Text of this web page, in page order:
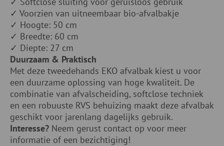
✓ Voorzien van uitneembaar bio-afvalbakje
✓ Hoogte: 50 cm
✓ Breedte: 60 cm
✓ Diepte: 27 cm
Duurzaam & Praktisch
Met deze tweedehands EKO afvalbak kiest u voor
een duurzame oplossing van hoge kwaliteit. De
combinatie van afvalscheiding, softclose techniek
en een robuuste RVS behuizing maakt deze afvalbak
geschikt voor jarenlang dagelijks gebruik.
Interesse? Neem gerust contact op voor meer
informatie of een bezichtiging!